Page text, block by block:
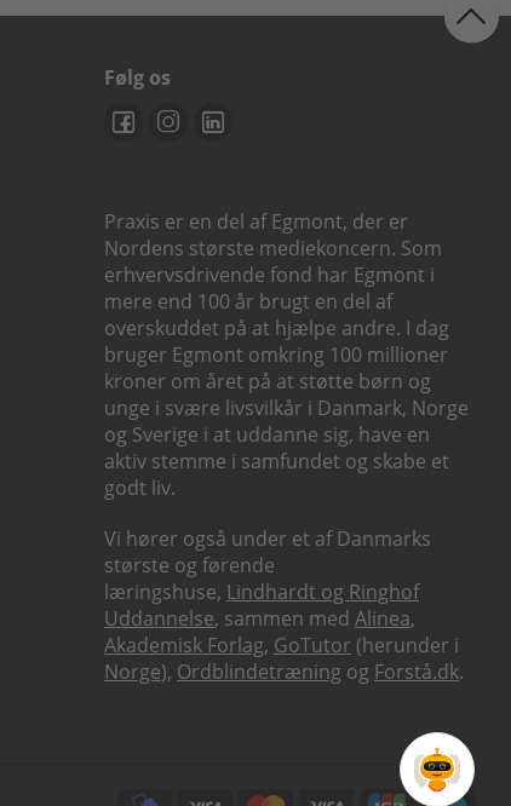
Følg os
Praxis er en del af Egmont, der er
Nordens største mediekoncern. Som
erhvervsdrivende fond har Egmont i
mere end 100 år brugt en del af
overskuddet på at hjælpe andre. I dag
bruger Egmont omkring 100 millioner
kroner om året på at støtte børn og
unge i svære livsvilkår i Danmark, Norge
og Sverige i at uddanne sig, have en
aktiv stemme i samfundet og skabe et
godt liv.
Vi hører også under et af Danmarks
største og førende
læringshuse, Lindhardt og Ringhof
Uddannelse, sammen med Alinea,
Akademisk Forlag, GoTutor (herunder i
Norge), Ordblindetræning og Forstå.dk.
Subfooter